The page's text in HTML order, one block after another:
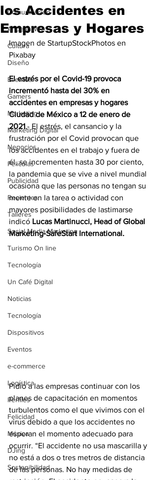
Comunicación
AndeanWire
Cultura
Diseño
Eventos
Gamers
Marketing
Marketing Digital
Negocios
Películas
Publicidad
Recientes
Talleres
Social Media Marketing
Turismo On line
Tecnología
Un Café Digital
Noticias
Tecnología
Dispositivos
Eventos
e-commerce
Logística
Perfiles
Felicidad
Música
DJing
Sostenibilidad
los Accidentes en
Empresas y Hogares
Imagen de StartupStockPhotos en
Pixabay
El estrés por el Covid-19 provoca
incrementó hasta del 30% en
accidentes en empresas y hogares
Ciudad de México a 12 de enero de
2021.- El estrés, el cansancio y la
frustración por el Covid provocan que
los accidentes en el trabajo y fuera de
él, se incrementen hasta 30 por ciento,
la pandemia que se vive a nivel mundial
ocasiona que las personas no tengan su
mente en la tarea o actividad con
mayores posibilidades de lastimarse
indicó Lucas Martinucci, Head of Global
Marketing-SafeStart International.
Pidió a las empresas continuar con los
planes de capacitación en momentos
turbulentos como el que vivimos con el
virus debido a que los accidentes no
esperan el momento adecuado para
ocurrir. “El accidente no usa mascarilla y
no está a dos o tres metros de distancia
de las personas. No hay medidas de